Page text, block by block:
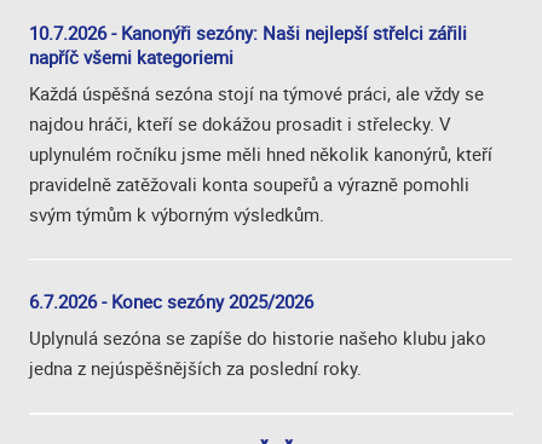
10.7.2026 - Kanonýři sezóny: Naši nejlepší střelci zářili
napříč všemi kategoriemi
Každá úspěšná sezóna stojí na týmové práci, ale vždy se
najdou hráči, kteří se dokážou prosadit i střelecky. V
uplynulém ročníku jsme měli hned několik kanonýrů, kteří
pravidelně zatěžovali konta soupeřů a výrazně pomohli
svým týmům k výborným výsledkům.
6.7.2026 - Konec sezóny 2025/2026
Uplynulá sezóna se zapíše do historie našeho klubu jako
jedna z nejúspěšnějších za poslední roky.